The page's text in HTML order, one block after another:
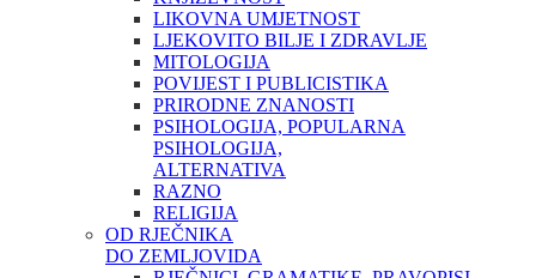
LIKOVNA UMJETNOST
LJEKOVITO BILJE I ZDRAVLJE
MITOLOGIJA
POVIJEST I PUBLICISTIKA
PRIRODNE ZNANOSTI
PSIHOLOGIJA, POPULARNA
PSIHOLOGIJA,
ALTERNATIVA
RAZNO
RELIGIJA
OD RJEČNIKA
DO ZEMLJOVIDA